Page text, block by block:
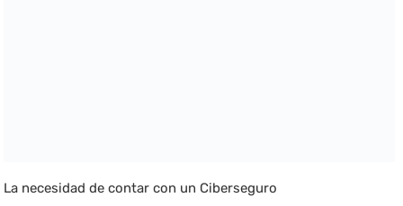
La necesidad de contar con un Ciberseguro